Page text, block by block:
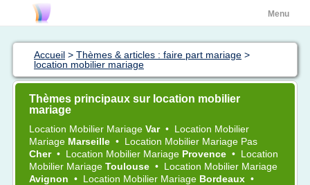
Menu
Accueil > Thèmes & articles : faire part mariage >
location mobilier mariage
Thèmes principaux sur location mobilier
mariage
Location Mobilier Mariage Var • Location Mobilier
Mariage Marseille • Location Mobilier Mariage Pas
Cher • Location Mobilier Mariage Provence • Location
Mobilier Mariage Toulouse • Location Mobilier Mariage
Avignon • Location Mobilier Mariage Bordeaux •